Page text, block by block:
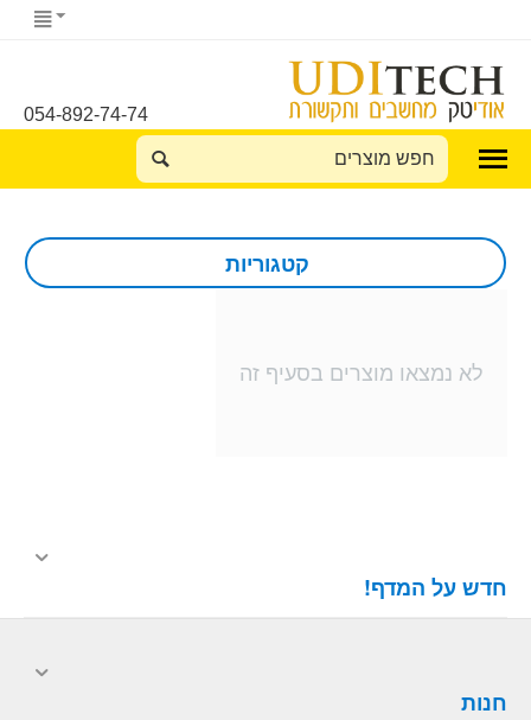
054-892-74-74
קטגוריות
לא נמצאו מוצרים בסעיף זה
חדש על המדף!
חנות